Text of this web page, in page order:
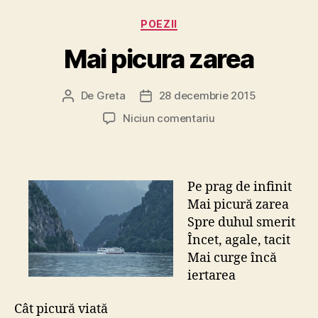
Categorii
POEZII
Mai picura zarea
Autor
De Greta
Dată28 decembrie 2015
Niciun comentariula
Pe prag de infinit
Mai picură zarea
Spre duhul smerit
Încet, agale, tacit
Mai curge încă
iertarea
Cât picură viată